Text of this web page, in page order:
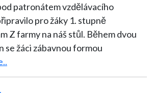
patronátem vzdělávacího
pro žáky 1. stupně
na náš stůl. Během dvou
se žáci zábavnou formou